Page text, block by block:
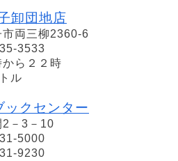
卸団地店
両三柳2360-6
3533
ら２２時
ル
ックセンター
2－3－10
5000
9230